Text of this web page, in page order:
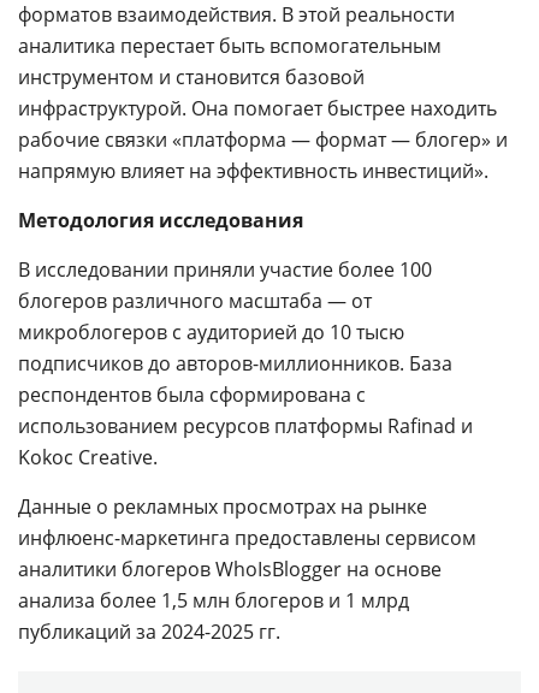
форматов взаимодействия. В этой реальности
аналитика перестает быть вспомогательным
инструментом и становится базовой
инфраструктурой. Она помогает быстрее находить
рабочие связки «платформа — формат — блогер» и
напрямую влияет на эффективность инвестиций».
Методология исследования
В исследовании приняли участие более 100
блогеров различного масштаба — от
микроблогеров с аудиторией до 10 тысю
подписчиков до авторов-миллионников. База
респондентов была сформирована с
использованием ресурсов платформы Rafinad и
Kokoc Creative.
Данные о рекламных просмотрах на рынке
инфлюенс-маркетинга предоставлены сервисом
аналитики блогеров WhoIsBlogger на основе
анализа более 1,5 млн блогеров и 1 млрд
публикаций за 2024-2025 гг.